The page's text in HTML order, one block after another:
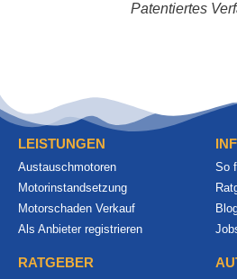
Patentiertes
LEISTUNGEN
Austauschmotoren
Motorinstandsetzung
Motorschaden Verkauf
Als Anbieter registrieren
So
RATGEBER